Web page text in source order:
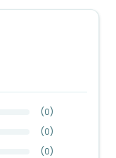
(0)
(0)
(0)